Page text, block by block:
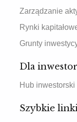
Zarządzanie
Rynki
Grunty
Dla
Hub inwestorski
Szybkie